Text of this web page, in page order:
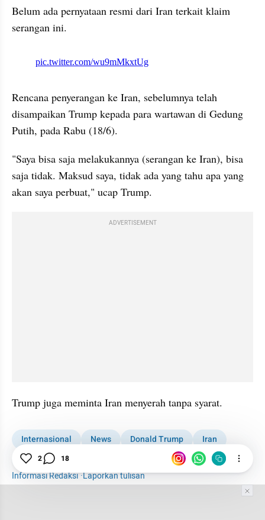
Belum ada pernyataan resmi dari Iran terkait klaim
serangan ini.
X post embed
Rencana penyerangan ke Iran, sebelumnya telah
disampaikan Trump kepada para wartawan di Gedung
Putih, pada Rabu (18/6).
"Saya bisa saja melakukannya (serangan ke Iran), bisa
saja tidak. Maksud saya, tidak ada yang tahu apa yang
akan saya perbuat," ucap Trump.
ADVERTISEMENT
Trump juga meminta Iran menyerah tanpa syarat.
Internasional News Donald Trump
Iran
Amerika Serikat
Saling Serang Iran & Israel
Informasi Redaksi·Laporkan tulisan
2 18